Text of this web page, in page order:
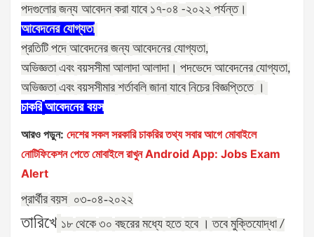
পদগুলোর জন্য আবেদন করা যাবে ১৭-০৪ -২০২২ পর্যন্ত।
আবেদনের যোগ্যতা
প্রতিটি পদে আবেদনের জন্য আবেদনের যোগ্যতা,
অভিজ্ঞতা এবং বয়সসীমা আলাদা আলাদা। পদভেদে আবেদনের যোগ্যতা,
অভিজ্ঞতা এবং বয়সসীমার শর্তাবলি জানা যাবে নিচের বিজ্ঞপ্তিতে ।
চাকরি আবেদনের বয়স
আরও পড়ুন: দেশের সকল সরকারি চাকরির তথ্য সবার আগে মোবাইলে
নোটিফিকেশন পেতে মোবাইলে রাখুন Android App: Jobs Exam
Alert
প্রার্থীর বয়স ০৩-০৪-২০২২
তারিখে ১৮ থেকে ৩০ বছরের মধ্যে হতে হবে । তবে মুক্তিযোদ্ধা /